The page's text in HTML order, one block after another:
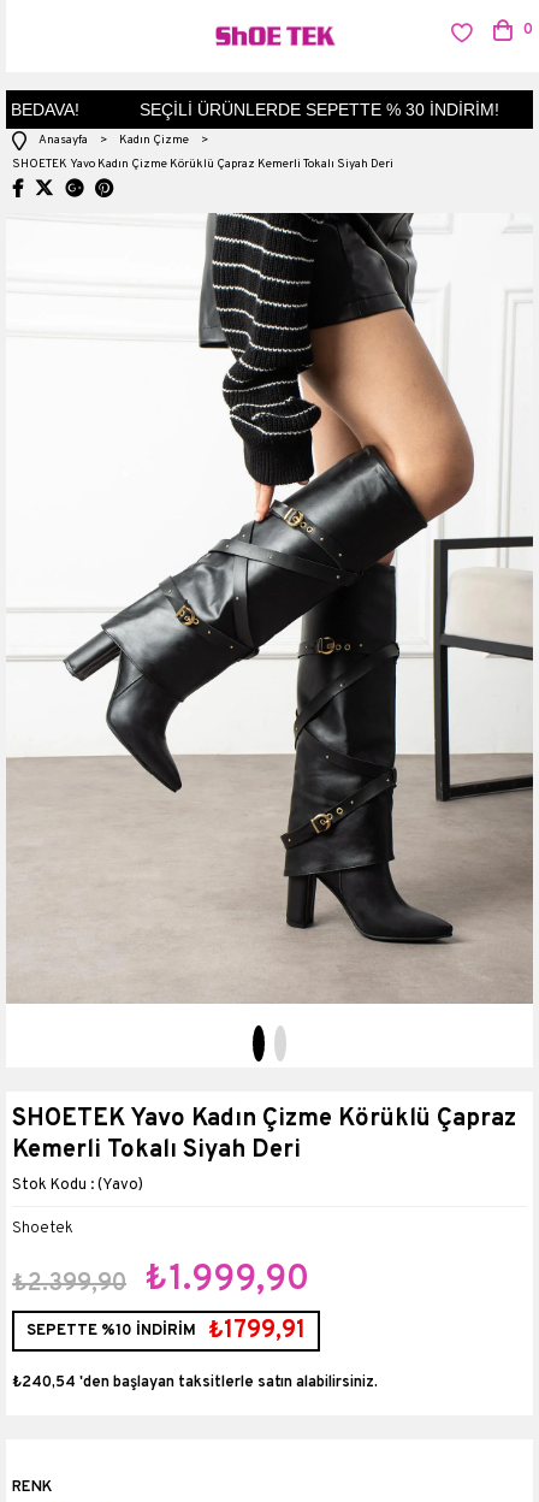
SEÇİLİ ÜRÜNLERDE SEPETTE % 30 İNDİRİM!
0
Anasayfa > Kadın Çizme
>
SHOETEK Yavo Kadın Çizme Körüklü Çapraz Kemerli Tokalı Siyah Deri
SHOETEK Yavo Kadın Çizme Körüklü Çapraz
Kemerli Tokalı Siyah Deri
(Yavo)
Shoetek
₺2.399,90 ₺1.999,90
SEPETTE %10 İNDİRİM ₺1799,91
₺240,54 'den başlayan taksitlerle